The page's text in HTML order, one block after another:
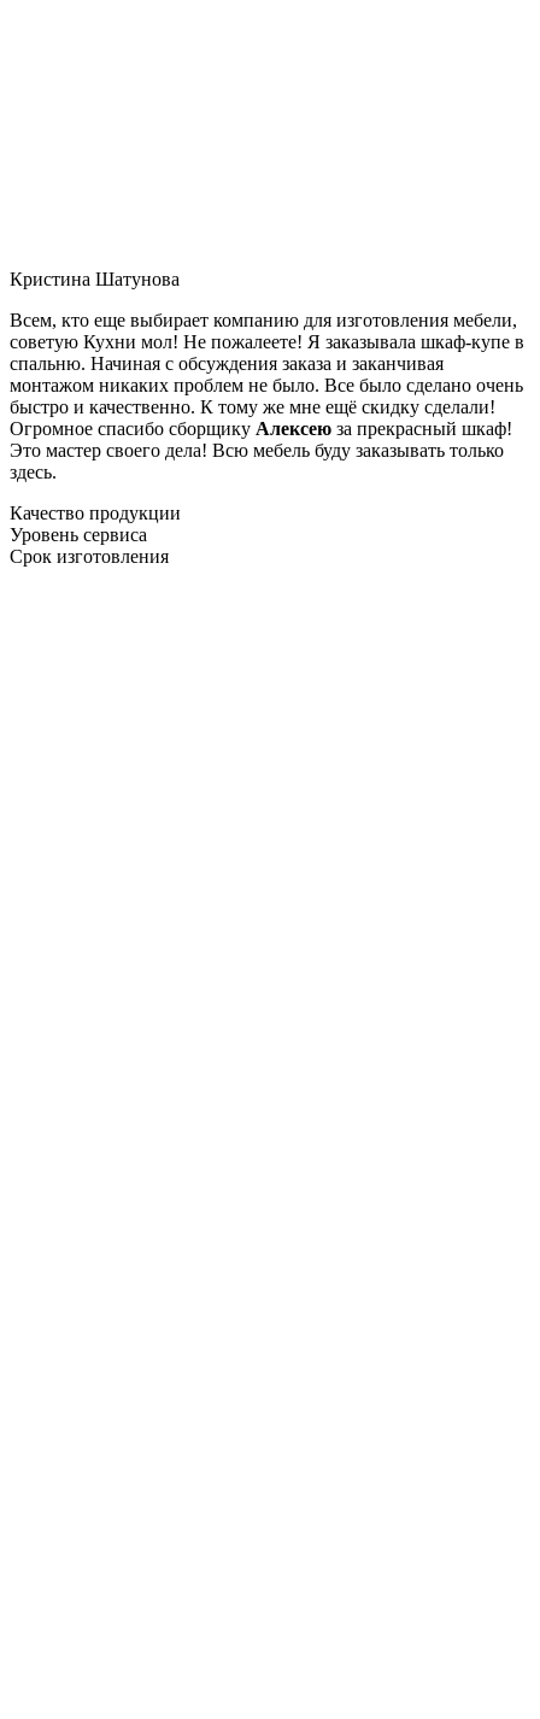
Кристина Шатунова
Всем, кто еще выбирает компанию для изготовления мебели,
советую Кухни мол! Не пожалеете! Я заказывала шкаф-купе в
спальню. Начиная с обсуждения заказа и заканчивая
монтажом никаких проблем не было. Все было сделано очень
быстро и качественно. К тому же мне ещё скидку сделали!
Огромное спасибо сборщику Алексею за прекрасный шкаф!
Это мастер своего дела! Всю мебель буду заказывать только
здесь.
Качество продукции
Уровень сервиса
Срок изготовления